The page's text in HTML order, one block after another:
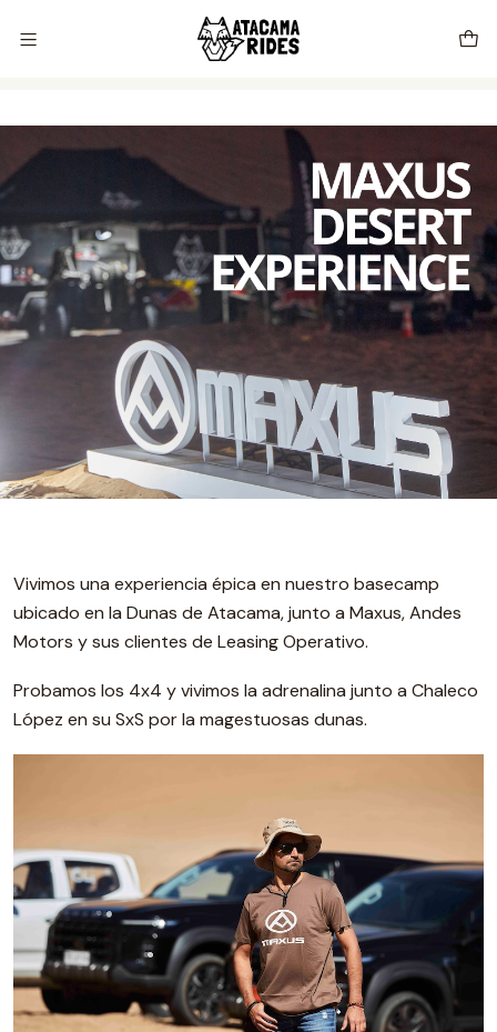
Vive tu próxima experiencia con Atacama Rides 🦊🌵🏜️🇨🇱
Maxus Desert Experience
Vivimos una experiencia épica en nuestro basecamp
ubicado en la Dunas de Atacama, junto a Maxus, Andes
Motors y sus clientes de Leasing Operativo.
Probamos los 4x4 y vivimos la adrenalina junto a Chaleco
López en su SxS por la magestuosas dunas.